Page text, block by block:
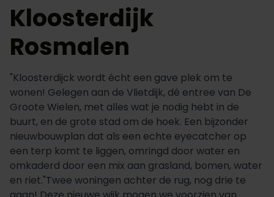
Kloosterdijk
Rosmalen
"Kloosterdijck wordt écht een gave plek om te
wonen! Gelegen aan de Vlietdijk, dé entree van De
Groote Wielen, met alles wat je nodig hebt in de
buurt, en de grote stad om de hoek. Een bijzonder
nieuwbouwplan dat als een echte eyecatcher op
een terp komt te liggen, omringd door water en
omkaderd door een mix aan grasland, bomen, water
en riet."Twee woningen achter de rug, nog drie te